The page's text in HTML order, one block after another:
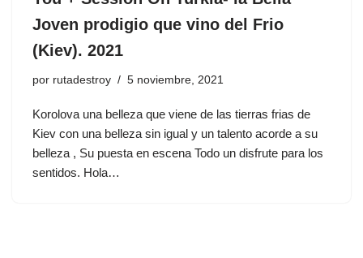
Joven prodigio que vino del Frio
(Kiev). 2021
por rutadestroy 5 noviembre, 2021
Korolova una belleza que viene de las tierras frias de
Kiev con una belleza sin igual y un talento acorde a su
belleza , Su puesta en escena Todo un disfrute para los
sentidos. Hola…